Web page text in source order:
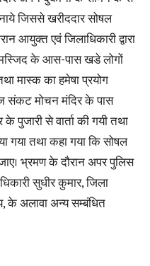
जिससे खरीददार सोषल
आयुक्त एवं जिलाधिकारी द्वारा
के आस-पास खडे लोगों
मास्क का हमेषा प्रयोग
संकट मोचन मंदिर के पास
पुजारी से वार्ता की गयी तथा
गया तथा कहा गया कि सोषल
भ्रमण के दौरान अपर पुलिस
सुधीर कुमार, जिला
के अलावा अन्य सम्बंधित